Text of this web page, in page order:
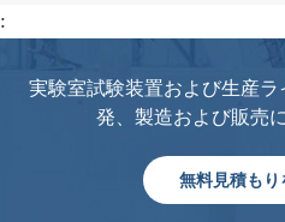
:
実験室試験装置および生産
発、製造および販売
無料見積もり